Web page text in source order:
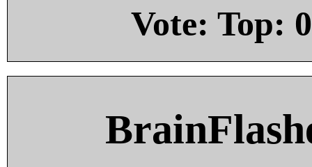
Vote: Top: 0